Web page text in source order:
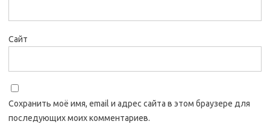
Сайт
Сохранить моё имя, email и адрес сайта в этом браузере для
последующих моих комментариев.